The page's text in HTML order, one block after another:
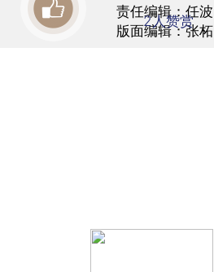
责任编辑：任波
版面编辑：张柘
2人赞赏